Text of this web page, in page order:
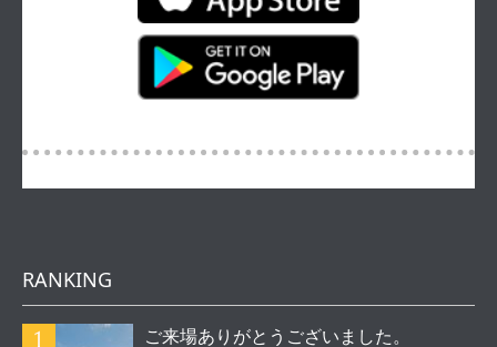
RANKING
ご来場ありがとうございました。